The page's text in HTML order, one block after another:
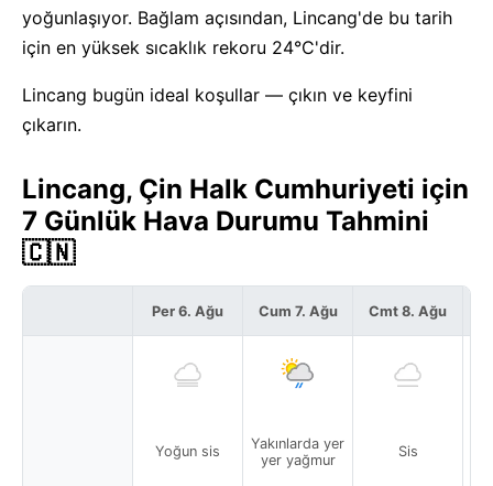
yoğunlaşıyor. Bağlam açısından, Lincang'de bu tarih
için en yüksek sıcaklık rekoru 24°C'dir.
Lincang bugün ideal koşullar — çıkın ve keyfini
çıkarın.
Lincang, Çin Halk Cumhuriyeti için
7 Günlük Hava Durumu Tahmini
🇨🇳
Per 6. Ağu
Yoğun sis
Cum 7. Ağu
Yakınlarda yer
yer yağmur
Cmt 8. Ağu
Sis